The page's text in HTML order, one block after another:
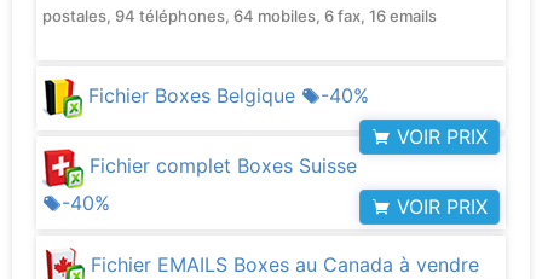
postales, 94 téléphones, 64 mobiles, 6 fax, 16 emails
Fichier Boxes Belgique
-40%
VOIR PRIX
Fichier complet Boxes Suisse
-40%
VOIR PRIX
Fichier EMAILS Boxes au Canada à vendre